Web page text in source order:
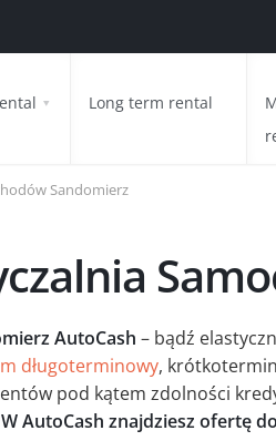
Long term rental
Sandomierz
AutoCash – bądź
długoterminowy,
pod kątem zdolności
W AutoCash znajdziesz ofertę